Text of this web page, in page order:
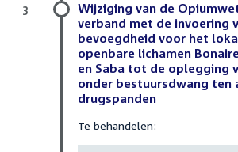
Wijziging van de
verband met de invoering
bevoegdheid voor het
openbare lichamen
en Saba tot de oplegging
onder bestuursdwang ten
drugspanden
Te behandelen:
3